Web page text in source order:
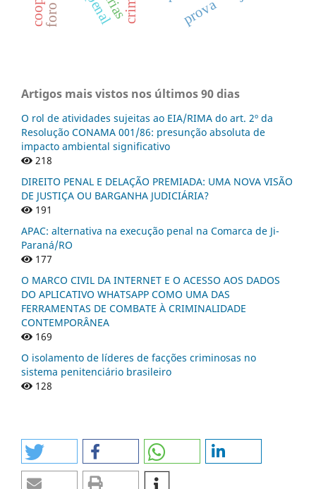
prova
Artigos mais vistos nos últimos 90 dias
O rol de atividades sujeitas ao EIA/RIMA do art. 2º da
Resolução CONAMA 001/86: presunção absoluta de
impacto ambiental significativo
218
DIREITO PENAL E DELAÇÃO PREMIADA: UMA NOVA VISÃO
DE JUSTIÇA OU BARGANHA JUDICIÁRIA?
191
APAC: alternativa na execução penal na Comarca de Ji-
Paraná/RO
177
O MARCO CIVIL DA INTERNET E O ACESSO AOS DADOS
DO APLICATIVO WHATSAPP COMO UMA DAS
FERRAMENTAS DE COMBATE À CRIMINALIDADE
CONTEMPORÂNEA
169
O isolamento de líderes de facções criminosas no
sistema penitenciário brasileiro
128